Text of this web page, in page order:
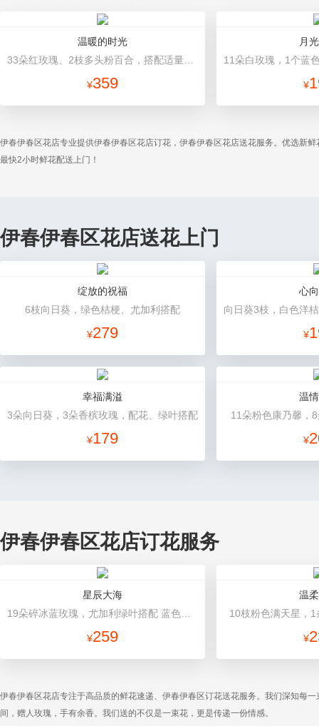
温暖的时光
¥359
月
¥
伊春伊春区花店专业提供伊春伊春区花店订花，伊春伊春区花店送花服务。优选新
最快2小时鲜花配送上门！
伊春伊春区花店送花上门
绽放的祝福
6枝向日葵，绿色桔梗、尤加利搭配
¥279
心
¥
幸福满溢
3朵向日葵，3朵香槟玫瑰，配花、绿叶搭配
¥179
温
11朵粉色康乃馨，
¥
伊春伊春区花店订花服务
星辰大海
¥259
温
10枝粉色满天星，
¥
伊春伊春区花店专注于高品质的鲜花速递、伊春伊春区订花送花服务。我们深知每
间，赠人玫瑰，手有余香。我们送的不仅是一束花，更是传递一份情感。